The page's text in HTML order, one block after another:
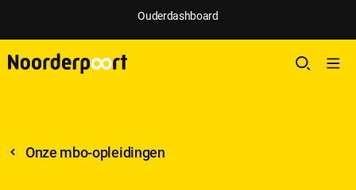
Ouderdashboard
Onze mbo-opleidingen